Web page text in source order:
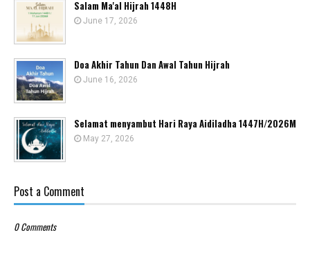
Salam Ma'al Hijrah 1448H
June 17, 2026
Doa Akhir Tahun Dan Awal Tahun Hijrah
June 16, 2026
Selamat menyambut Hari Raya Aidiladha 1447H/2026M
May 27, 2026
Post a Comment
0 Comments